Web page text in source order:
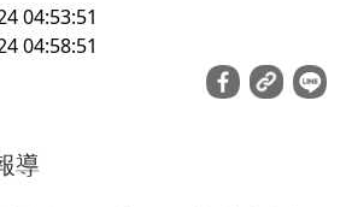
04:53:51
04:58:51
導